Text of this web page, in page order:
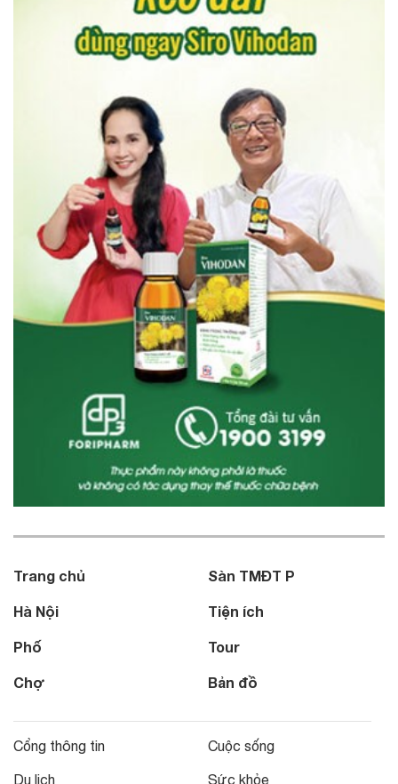
Trang chủ
Hà Nội
Phố
Chợ
Sàn TMĐT P
Tiện ích
Tour
Bản đồ
Cổng thông tin
Du lịch
Cuộc sống
Sức khỏe